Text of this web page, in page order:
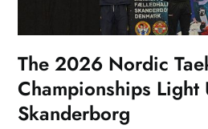
The 2026 Nordic
Championships Light
Skanderborg